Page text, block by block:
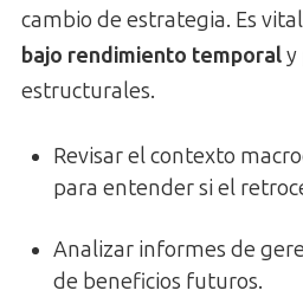
cambio de estrategia. Es vital
bajo rendimiento temporaly
estructurales.
Revisar el contexto
para entender si el
Analizar informes de
de beneficios futuros.